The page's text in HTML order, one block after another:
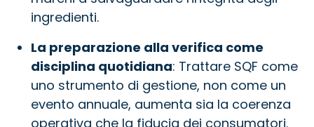
ingredienti.
La preparazione alla verifica come
disciplina quotidiana: Trattare SQF come
uno strumento di gestione, non come un
evento annuale, aumenta sia la coerenza
operativa che la fiducia dei consumatori.